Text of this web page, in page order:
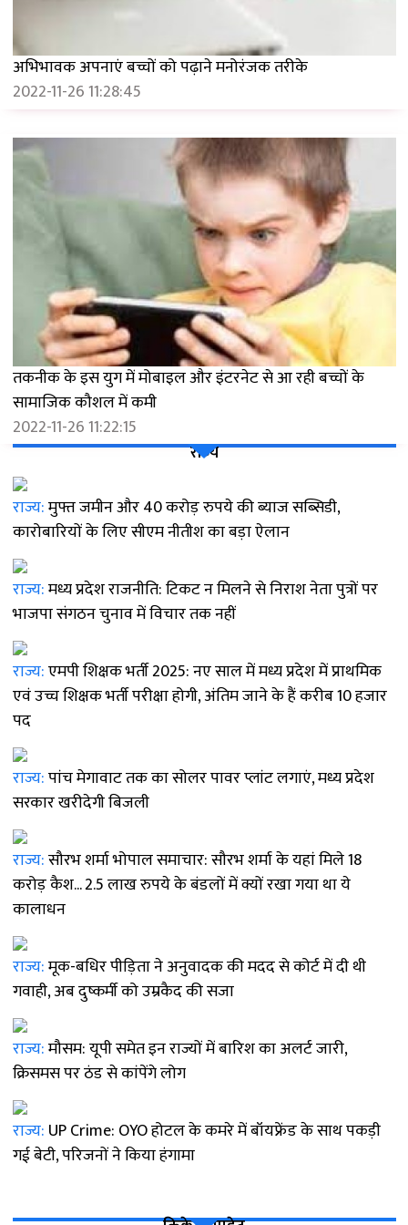
अभिभावक अपनाएं बच्चों को पढ़ाने मनोरंजक तरीके
2022-11-26 11:28:45
तकनीक के इस युग में मोबाइल और इंटरनेट से आ रही बच्चों के
सामाजिक कौशल में कमी
2022-11-26 11:22:15
राज्य
राज्य:मुफ्त जमीन और 40 करोड़ रुपये की ब्याज सब्सिडी,
कारोबारियों के लिए सीएम नीतीश का बड़ा ऐलान
राज्य:मध्य प्रदेश राजनीति: टिकट न मिलने से निराश नेता पुत्रों पर
भाजपा संगठन चुनाव में विचार तक नहीं
राज्य:एमपी शिक्षक भर्ती 2025: नए साल में मध्य प्रदेश में प्राथमिक
एवं उच्च शिक्षक भर्ती परीक्षा होगी, अंतिम जाने के हैं करीब 10 हजार
पद
राज्य:पांच मेगावाट तक का सोलर पावर प्लांट लगाएं, मध्य प्रदेश
सरकार खरीदेगी बिजली
राज्य:सौरभ शर्मा भोपाल समाचार: सौरभ शर्मा के यहां मिले 18
करोड़ कैश... 2.5 लाख रुपये के बंडलों में क्यों रखा गया था ये
कालाधन
राज्य:मूक-बधिर पीड़िता ने अनुवादक की मदद से कोर्ट में दी थी
गवाही, अब दुष्कर्मी को उम्रकैद की सजा
राज्य:मौसम: यूपी समेत इन राज्यों में बारिश का अलर्ट जारी,
क्रिसमस पर ठंड से कांपेंगे लोग
राज्य: UP Crime: OYO होटल के कमरे में बॉयफ्रेंड के साथ पकड़ी
गई बेटी, परिजनों ने किया हंगामा